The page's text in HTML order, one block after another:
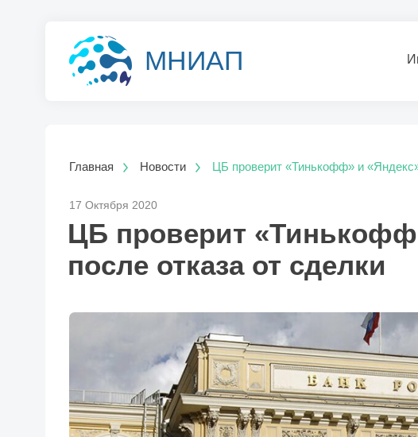
МНИАП
Главная Новости ЦБ проверит «Тинькофф» и
17 Октября 2020
ЦБ проверит
после отказа от сделки